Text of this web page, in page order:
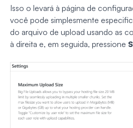
Isso o levará à página de
você pode simplesmente
do arquivo de upload usando as
à direita e, em seguida, pressione